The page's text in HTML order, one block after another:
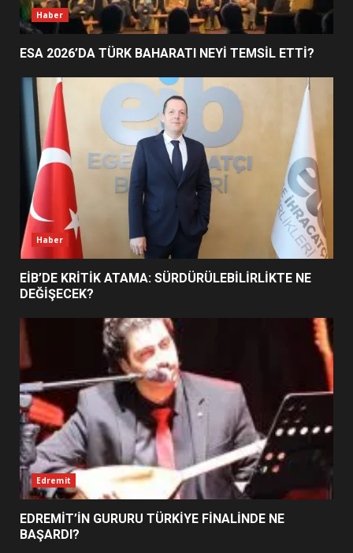
5
6
BURHANİYE SATRANÇ
TURNUVASI KAYITLARI NEYİ
DEĞİŞTİRİYOR?
7
BURHANİYE BELEDİYESPOR’DA
YENİ YÖNETİM NASIL
ŞEKİLLENDİ?
Haber
ESA 2026’DA TÜRK BAHARATI NEYİ TEMSİL ETTİ?
Haber
EİB’DE KRİTİK ATAMA: SÜRDÜRÜLEBİLİRLİKTE NE
DEĞİŞECEK?
Edremit
EDREMİT’İN GURURU TÜRKİYE FİNALİNDE NE
BAŞARDI?